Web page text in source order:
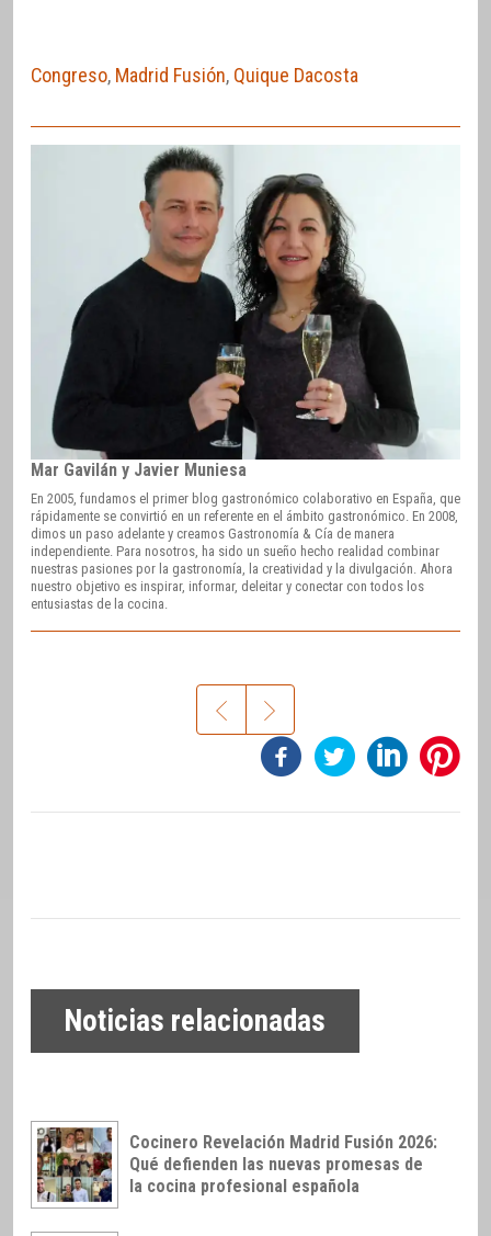
Congreso, Madrid Fusión, Quique Dacosta
Mar Gavilán y Javier Muniesa
En 2005, fundamos el primer blog gastronómico colaborativo en España, que
rápidamente se convirtió en un referente en el ámbito gastronómico. En 2008,
dimos un paso adelante y creamos Gastronomía & Cía de manera
independiente. Para nosotros, ha sido un sueño hecho realidad combinar
nuestras pasiones por la gastronomía, la creatividad y la divulgación. Ahora
nuestro objetivo es inspirar, informar, deleitar y conectar con todos los
entusiastas de la cocina.
Noticias relacionadas
Cocinero Revelación Madrid Fusión 2026:
Qué defienden las nuevas promesas de
la cocina profesional española